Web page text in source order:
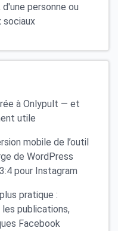
personne ou
sociaux
à Onlypult — et
utile
mobile de l’outil
de WordPress
pour Instagram
pratique :
publications,
Facebook